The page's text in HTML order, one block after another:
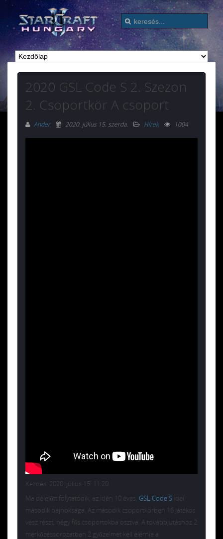
2020 GSL Code S 2. Szezon
2. Csoportkör A csoport
Ander 2020. július 15. szerda. Hírek 1004
Kezdés: 2020. július 15. 11:20
Ma délelőtt folytatódik, az idén 10 éves, GSL Code S idei
második bajnoksága. Az második csoportkörben 16 játékos
vesz részt, négy fős csoportokba osztva. A továbbjutáshoz 2
mérkőzéssorozatban 2 győzelmet kell elérnie a